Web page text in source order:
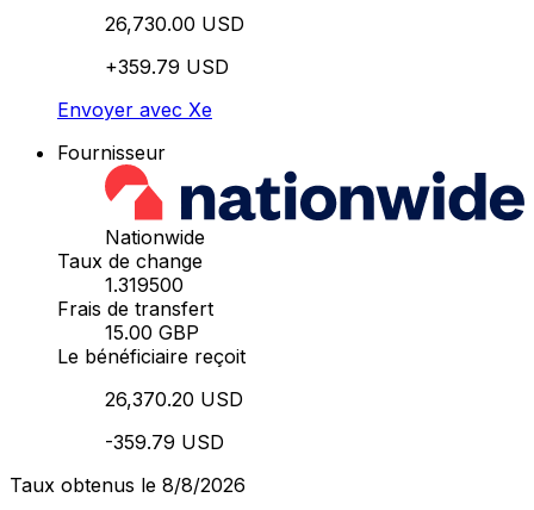
26,730.00 USD
+359.79 USD
Envoyer avec Xe
Fournisseur
Nationwide
Taux de change
1.319500
Frais de transfert
15.00 GBP
Le bénéficiaire reçoit
26,370.20 USD
-359.79 USD
Taux obtenus le 8/8/2026